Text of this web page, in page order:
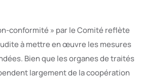
conformité » par le Comité reflète
à mettre en œuvre les mesures
Bien que les organes de traités
largement de la coopération